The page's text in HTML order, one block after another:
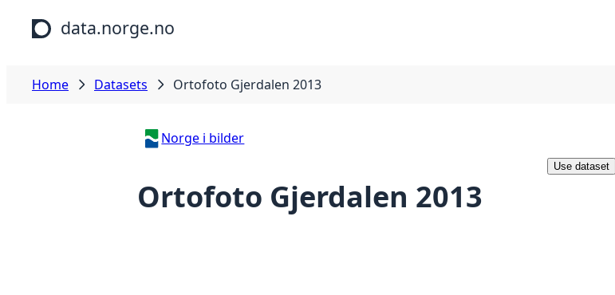
Skip to main content
data.norge.no
Home Datasets Ortofoto Gjerdalen 2013
Norge i bilder
Ortofoto Gjerdalen 2013
Use dataset